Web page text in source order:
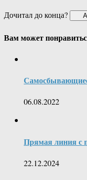
Дочитал до конца?
Вам может
06.08.2022
Прямая линия с
22.12.2024